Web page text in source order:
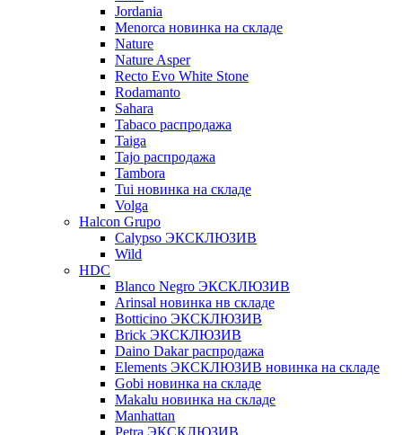
Jordania
Menorca новинка на складе
Nature
Nature Asper
Recto Evo White Stone
Rodamanto
Sahara
Tabaco распродажа
Taiga
Tajo распродажа
Tambora
Tui новинка на складе
Volga
Halcon Grupo
Calypso ЭКСКЛЮЗИВ
Wild
HDC
Blanco Negro ЭКСКЛЮЗИВ
Arinsal новинка нв складе
Botticino ЭКСКЛЮЗИВ
Brick ЭКСКЛЮЗИВ
Daino Dakar распродажа
Elements ЭКСКЛЮЗИВ новинка на складе
Gobi новинка на складе
Makalu новинка на складе
Manhattan
Petra ЭКСКЛЮЗИВ